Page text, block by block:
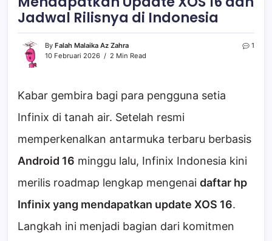
Jadwal Rilisnya di Indonesia
By Falah Malaika Az Zahra
10 Februari 2026
2 Min Read
1
Kabar gembira bagi para pengguna setia
Infinix di tanah air. Setelah resmi
memperkenalkan antarmuka terbaru berbasis
Android 16 minggu lalu, Infinix Indonesia kini
merilis roadmap lengkap mengenai daftar hp
Infinix yang mendapatkan update XOS 16.
Langkah ini menjadi bagian dari komitmen